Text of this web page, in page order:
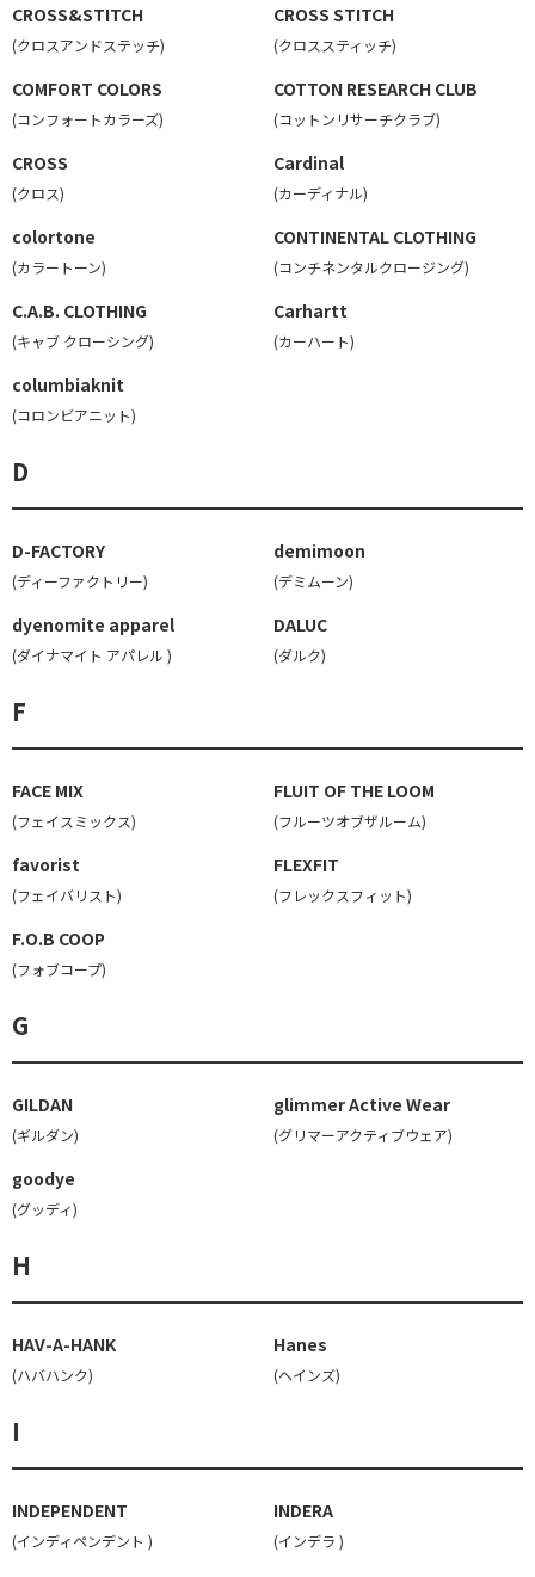
CROSS&STITCH
(クロスアンドステッチ)
CROSS STITCH
(クロススティッチ)
COMFORT COLORS
(コンフォートカラーズ)
COTTON RESEARCH CLUB
(コットンリサーチクラブ)
CROSS
(クロス)
Cardinal
(カーディナル)
colortone
(カラートーン)
CONTINENTAL CLOTHING
(コンチネンタルクロージング)
C.A.B. CLOTHING
(キャブ クローシング)
Carhartt
(カーハート)
columbiaknit
(コロンビアニット)
D
D-FACTORY
(ディーファクトリー)
demimoon
(デミムーン)
dyenomite apparel
(ダイナマイト アパレル )
DALUC
(ダルク)
F
FACE MIX
(フェイスミックス)
FLUIT OF THE LOOM
(フルーツオブザルーム)
favorist
(フェイバリスト)
FLEXFIT
(フレックスフィット)
F.O.B COOP
(フォブコープ)
G
GILDAN
(ギルダン)
glimmer Active Wear
(グリマーアクティブウェア)
goodye
(グッディ)
H
HAV-A-HANK
(ハバハンク)
Hanes
(ヘインズ)
I
INDEPENDENT
(インディペンデント )
INDERA
(インデラ )